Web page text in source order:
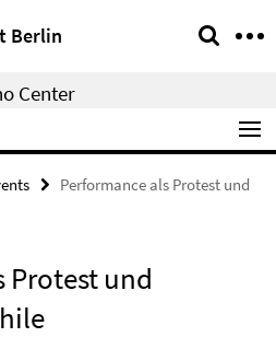
Berlin
Center
Performance als Protest und
Protest und